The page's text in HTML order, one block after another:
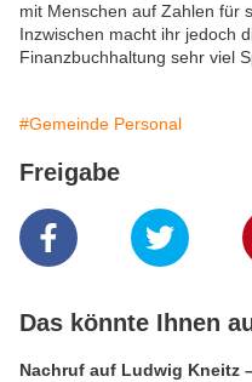
mit Menschen auf Zahlen für
Inzwischen macht ihr jedoch
Finanzbuchhaltung sehr viel
#Gemeinde Personal
Freigabe
Das könnte Ihnen
Nachruf auf Ludwig Kneitz